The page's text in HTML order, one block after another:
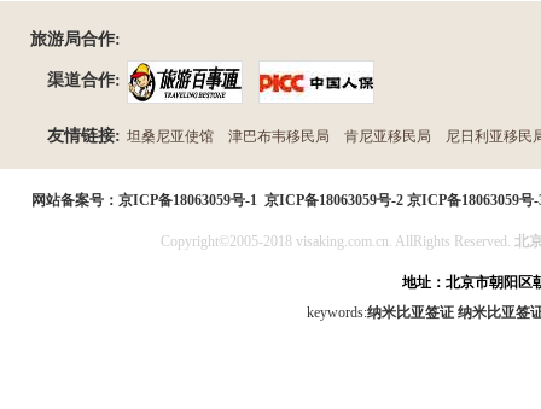
旅游局合作:
渠道合作:
友情链接: 坦桑尼亚使馆 津巴布韦移民局 肯尼亚移民局 尼日利亚移民
网站备案号： 京ICP备18063059号-1 京ICP备18063059号-2 京ICP备18063059号-
Copyright©2005-2018 visaking.com.cn. AllRights Reserved. 北
地址：北京市朝阳区
keywords:纳米比亚签证 纳米比亚签